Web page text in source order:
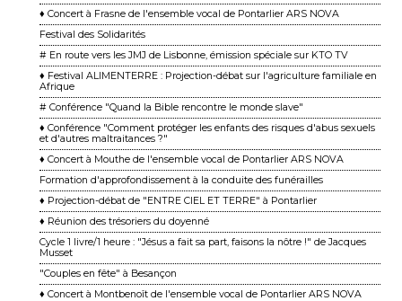
♦ Concert à Frasne de l'ensemble vocal de Pontarlier ARS NOVA
Festival des Solidarités
# En route vers les JMJ de Lisbonne, émission spéciale sur KTO TV
♦ Festival ALIMENTERRE : Projection-débat sur l'agriculture familiale en
Afrique
# Conférence "Quand la Bible rencontre le monde slave"
♦ Conférence "Comment protéger les enfants des risques d'abus sexuels
et d'autres maltraitances ?"
♦ Concert à Mouthe de l'ensemble vocal de Pontarlier ARS NOVA
Formation d'approfondissement à la conduite des funérailles
♦ Projection-débat de "ENTRE CIEL ET TERRE" à Pontarlier
♦ Réunion des trésoriers du doyenné
Cycle 1 livre/1 heure : "Jésus a fait sa part, faisons la nôtre !" de Jacques
Musset
"Couples en fête" à Besançon
♦ Concert à Montbenoît de l'ensemble vocal de Pontarlier ARS NOVA